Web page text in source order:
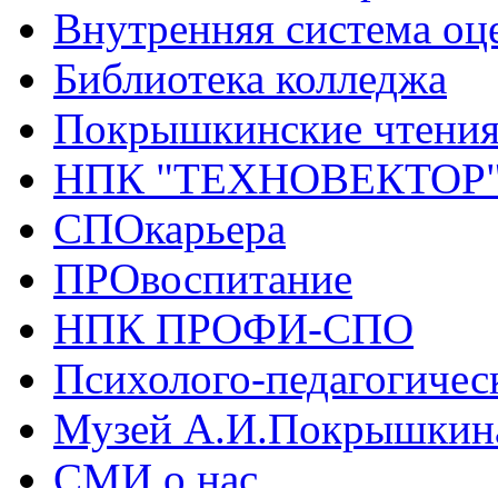
Внутренняя система
Библиотека колледжа
Покрышкинские
НПК
СПОкарьера
ПРОвоспитание
НПК ПРОФИ-СПО
Психолого-
Музей